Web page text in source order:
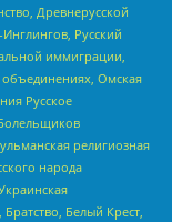
Древнерусской
Русский
иммиграции,
объединениях, Омская
Русское
религиозная
народа
Белый Крест,